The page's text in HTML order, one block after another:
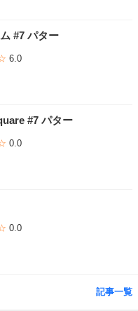
#7 パター
6.0
#7 パター
0.0
0.0
記事一覧